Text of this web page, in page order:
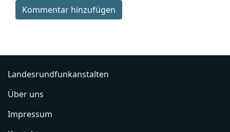
Kommentar hinzufügen
Landesrundfunkanstalten
Über uns
Impressum